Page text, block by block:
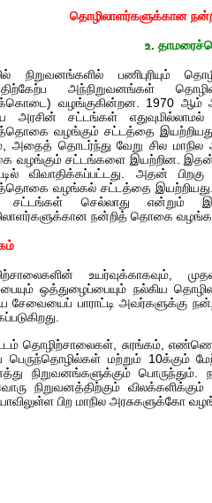
தொழிலாளர்களுக்கான
உ.
நிறுவனங்களில் பணிபுரியும்
அந்நிறுவனங்கள்
வழங்குகின்றன. 1970 ஆம்
அரசின் சட்டங்கள்
வழங்கும் சட்டத்தை
அதைத் தொடர்ந்து வேறு சில மாநில
வழங்கும் சட்டங்களை இயற்றின. இதன்
விவாதிக்கப்பட்டது. அதன்
வழங்கல் சட்டத்தை
சட்டங்கள் செல்லாது என்றும்
நன்றித் தொகை வழங்க
உயர்வுக்காகவும்,
ஒத்துழைப்பையும் நல்கிய
சேவையைப் பாராட்டி அவர்களுக்கு
தொழிற்சாலைகள், சுரங்கம்,
பெருந்தொழில்கள் மற்றும் 10க்கும்
நிறுவனங்களுக்கும்
நிறுவனத்திற்கும்
பிற மாநில அரசுகளுக்கோ